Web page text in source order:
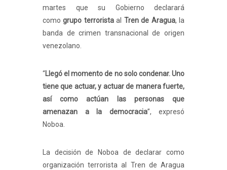
martes que su Gobierno declarará
como grupo terrorista al Tren de Aragua, la
banda de crimen transnacional de origen
venezolano.
“Llegó el momento de no solo condenar. Uno
tiene que actuar, y actuar de manera fuerte,
así como actúan las personas que
amenazan a la democracia”, expresó
Noboa.
La decisión de Noboa de declarar como
organización terrorista al Tren de Aragua